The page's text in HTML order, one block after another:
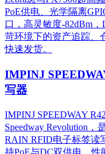
PoE供电、光学隔离
口，高灵敏度-82dBm
苛环境下的资产追踪、
快速发货。
IMPINJ
写器
IMPINJ SPEEDWAY
Speedway Revolution
RAIN RFID电子标签读
持PoE与DC双供电，